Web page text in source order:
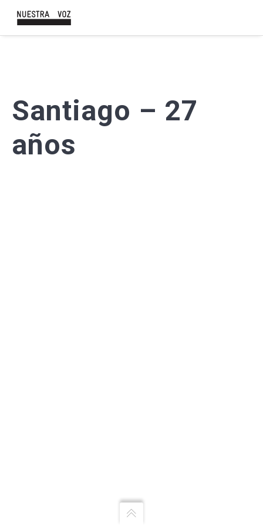
Santiago – 27
años